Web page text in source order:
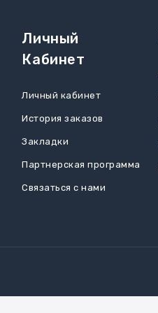
Личный
Кабинет
Личный кабинет
История заказов
Закладки
Партнерская программа
Связаться с нами